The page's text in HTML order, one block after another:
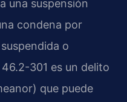
una suspensión
condena por
o
301 es un delito
que puede